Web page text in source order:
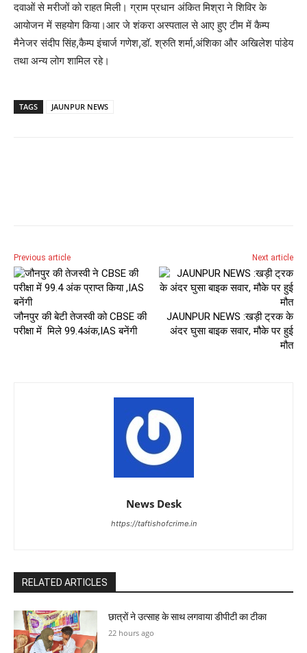
दवाओं से मरीजों को राहत मिली। ग्राम प्रधान अंकित मिश्रा ने शिविर के
आयोजन में सहयोग किया।आर जे शंकरा अस्पताल से आए हुए टीम में कैम्प
मैनेजर संदीप सिंह,कैम्प इंचार्ज गणेश,डॉ. श्रुति शर्मा,अंशिका और अखिलेश पांडेय
तथा अन्य लोग शामिल रहे।
TAGS JAUNPUR NEWS
Previous article
जौनपुर की बेटी तेजस्वी को CBSE की
परीक्षा में मिले 99.4अंक,IAS बनेंगी
Next article
JAUNPUR NEWS :खड़ी ट्रक के
अंदर घुसा बाइक सवार, मौके पर हुई
मौत
News Desk
https://taftishofcrime.in
RELATED ARTICLES
छात्रों ने उत्साह के साथ लगवाया डीपीटी का टीका
22 hours ago